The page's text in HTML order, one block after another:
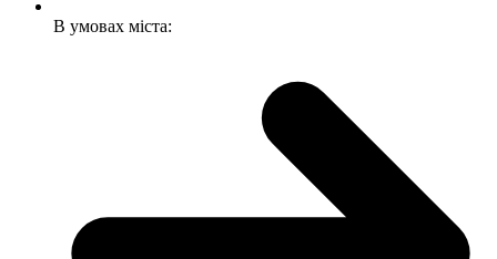
В умовах міста: